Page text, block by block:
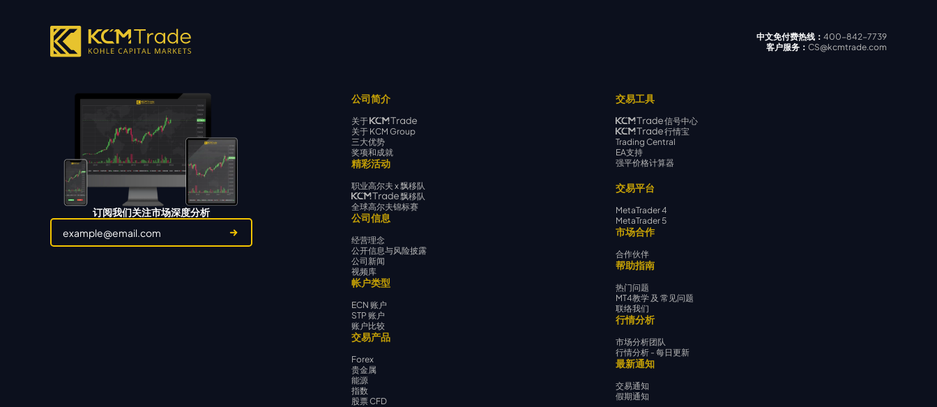
中文免付费热线： 400-842-7739
客户服务： CS@kcmtrade.com
订阅我们关注市场深度分析
公司简介
关于
关于 KCM Group
三大优势
奖项和成就
精彩活动
职业高尔夫 x 飘移队
飘移队
全球高尔夫锦标赛
公司信息
经营理念
公开信息与风险披露
公司新闻
视频库
帐户类型
ECN 账户
STP 账户
账户比较
交易产品
Forex
贵金属
能源
指数
股票 CFD
交易工具
信号中心
行情宝
Trading Central
EA支持
强平价格计算器
交易平台
MetaTrader 4
MetaTrader 5
市场合作
合作伙伴
帮助指南
热门问题
MT4教学 及 常见问题
联络我们
行情分析
市场分析团队
行情分析 - 每日更新
最新通知
交易通知
假期通知